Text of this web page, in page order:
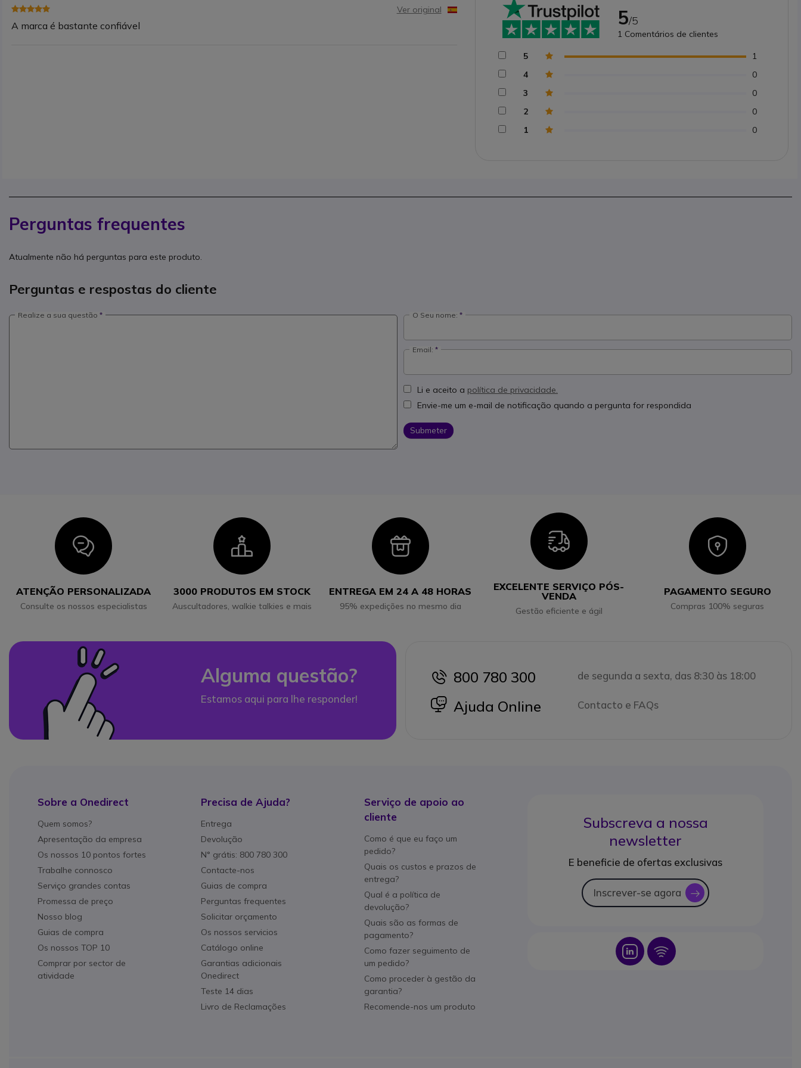
A marca é bastante confiável
Ver original 5/5
1 Comentários de clientes
5
1
4
0
3
0
2
0
1
0
Perguntas frequentes
Atualmente não há perguntas para este produto.
Perguntas e respostas do cliente
Realize a sua questão O Seu nome:
Email:
Li e aceito a política de privacidade.
Envie-me um e-mail de notificação quando a pergunta for respondida
Submeter
Icon
ATENÇÃO PERSONALIZADA
Consulte os nossos especialistas
Icon
3000 PRODUTOS EM STOCK
Auscultadores, walkie talkies e mais
Icon
ENTREGA EM 24 A 48 HORAS
95% expedições no mesmo dia
Icon
EXCELENTE SERVIÇO PÓS-
VENDA
Gestão eficiente e ágil
Icon
PAGAMENTO SEGURO
Compras 100% seguras
Alguma questão?
Estamos aqui para lhe responder!
icon
800 780 300 de segunda a sexta, das 8:30 às 18:00
icon
Ajuda Online Contacto e FAQs
Sobre a Onedirect
Quem somos?
Apresentação da empresa
Os nossos 10 pontos fortes
Trabalhe connosco
Serviço grandes contas
Promessa de preço
Nosso blog
Guias de compra
Os nossos TOP 10
Comprar por sector de
atividade
Precisa de Ajuda?
Entrega
Devolução
N° grátis: 800 780 300
Contacte-nos
Guias de compra
Perguntas frequentes
Solicitar orçamento
Os nossos servicios
Catálogo online
Garantias adicionais
Onedirect
Teste 14 dias
Livro de Reclamações
Serviço de apoio ao
cliente
Como é que eu faço um
pedido?
Quais os custos e prazos de
entrega?
Qual é a política de
devolução?
Quais são as formas de
pagamento?
Como fazer seguimento de
um pedido?
Como proceder à gestão da
garantia?
Recomende-nos um produto
Subscreva a nossa
newsletter
E beneficie de ofertas exclusivas
Inscrever-se agora icon
Icon Icon